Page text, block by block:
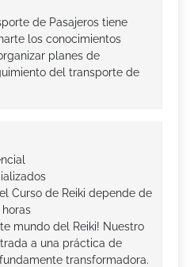
de Pasajeros tiene
los conocimientos
planes de
del transporte de
Curso de Reiki depende de
mundo del Reiki! Nuestro
a una práctica de
transformadora.